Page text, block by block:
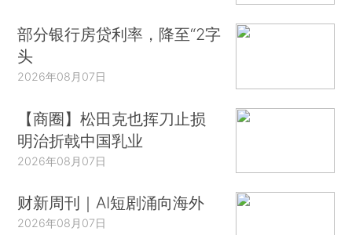
部分银行房贷利率，降至“2字
头
2026年08月07日
【商圈】松田克也挥刀止损
明治折戟中国乳业
2026年08月07日
财新周刊｜AI短剧涌向海外
2026年08月07日